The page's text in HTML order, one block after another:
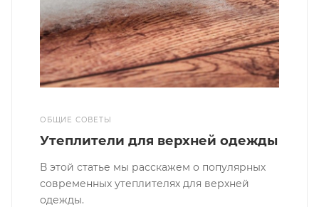
ОБЩИЕ СОВЕТЫ
Утеплители для верхней одежды
В этой статье мы расскажем о популярных
современных утеплителях для верхней
одежды.